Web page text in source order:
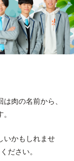
肉の名前から、
いかもしれませ
ださい。